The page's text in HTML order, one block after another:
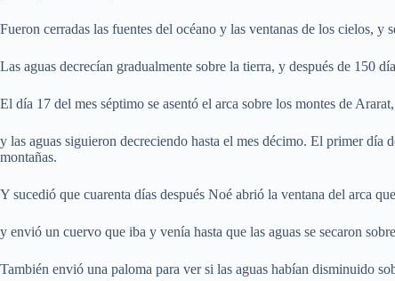
Fueron cerradas las fuentes del océano y las ventanas de los cielos, y
Las aguas decrecían gradualmente sobre la tierra, y después de 150
El día 17 del mes séptimo se asentó el arca sobre los montes de Ararat,
y las aguas siguieron decreciendo hasta el mes décimo. El primer día
montañas.
Y sucedió que cuarenta días después Noé abrió la ventana del arca
y envió un cuervo que iba y venía hasta que las aguas se secaron
También envió una paloma para ver si las aguas habían disminuido